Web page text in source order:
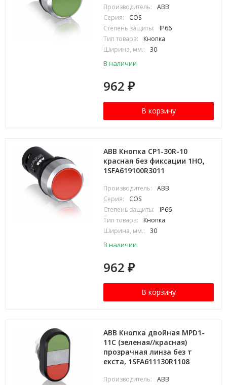
Производитель:
ABB
Серия:
COS
Степень защиты:
IP66
Тип товара:
Кнопка
Ширина, мм.:
30
В наличии
962₽
В корзину
ABB Кнопка CP1-30R-10
красная без фиксации 1HO,
1SFA619100R3011
Производитель:
ABB
Серия:
COS
Степень защиты:
IP66
Тип товара:
Кнопка
Ширина, мм.:
30
В наличии
962₽
В корзину
ABB Кнопка двойная MPD1-
11С (зеленая//красная)
прозрачная линза без т
екста, 1SFA611130R1108
Производитель:
ABB